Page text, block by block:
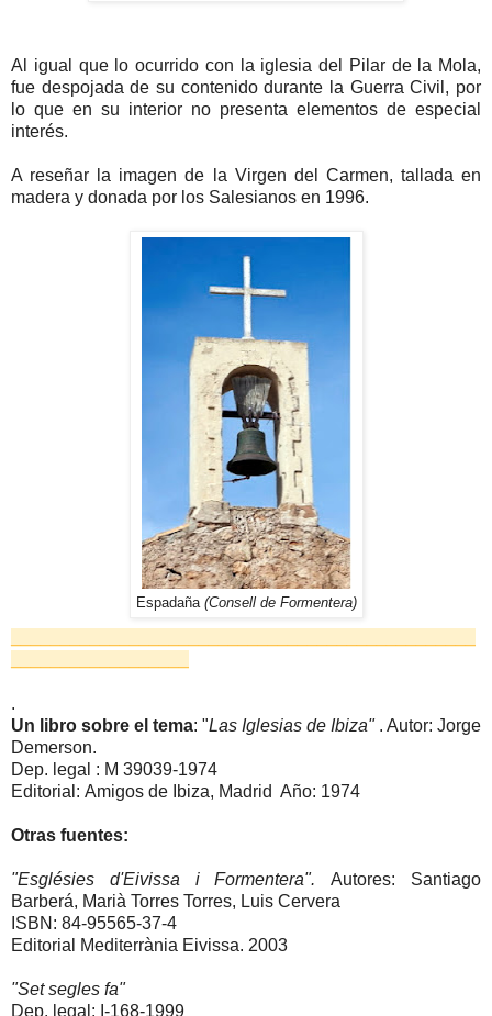
Al igual que lo ocurrido con la iglesia del Pilar de la Mola,
fue despojada de su contenido durante la Guerra Civil, por
lo que en su interior no presenta elementos de especial
interés.
A reseñar la imagen de la Virgen del Carmen, tallada en
madera y donada por los Salesianos en 1996.
Espadaña (Consell de Formentera)
.
Un libro sobre el tema: "Las Iglesias de Ibiza" . Autor: Jorge
Demerson.
Dep. legal : M 39039-1974
Editorial: Amigos de Ibiza, Madrid Año: 1974
Otras fuentes:
"Esglésies d'Eivissa i Formentera".Autores: Santiago
Barberá, Marià Torres Torres, Luis Cervera
ISBN: 84-95565-37-4
Editorial Mediterrània Eivissa. 2003
"Set segles fa"
Dep. legal: I-168-1999